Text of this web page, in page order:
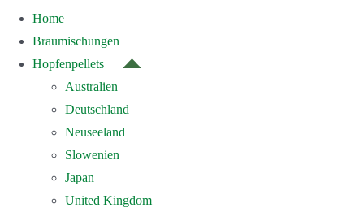
Home
Braumischungen
Hopfenpellets
Australien
Deutschland
Neuseeland
Slowenien
Japan
United Kingdom